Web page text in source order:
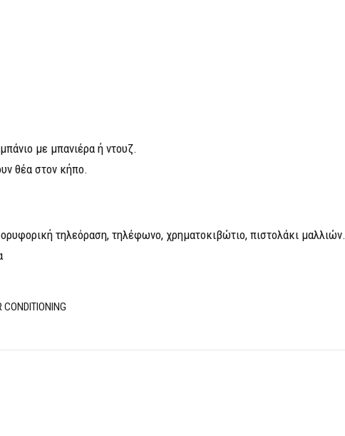
με μπανιέρα ή ντουζ.
θέα στον κήπο.
τηλεόραση, τηλέφωνο, χρηματοκιβώτιο, πιστολάκι μαλλιών.
CONDITIONING